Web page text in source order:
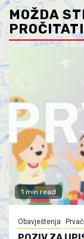
MOŽDA
PROČITATI
1 min read
Obavještenja